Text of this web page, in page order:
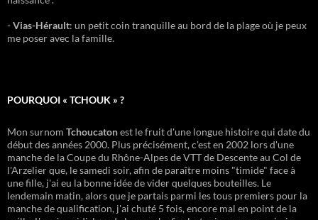
-Vias-Hérault: un petit coin tranquille au bord de la plage où je peux
me poser avec la famille.
POURQUOI « TCHOUK » ?
Mon surnom Tchoucatonest le fruit d'une longue histoire qui date du
début des années 2000. Plus précisément, c'est en 2002 lors d'une
manche de la Coupe du Rhône-Alpes de VTT de Descente au Col de
l'Arzelier que, le samedi soir, afin de paraître moins "timide" face à
une fille, j'ai eu la bonne idée de vider quelques bouteilles. Le
lendemain matin, alors que je partais parmi les tous premiers pour la
manche de qualification, j'ai chuté 5 fois, encore mal en point de la